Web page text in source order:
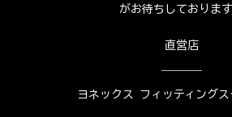
がお待ちしております
直営店
ヨネックス フィッティング